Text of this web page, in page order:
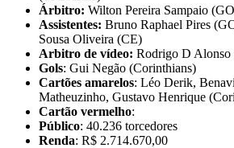
Árbitro: Wilton Pereira Sampaio
Assistentes: Bruno Raphael Pires
Sousa Oliveira (CE)
Arbitro de vídeo: Rodrigo D Alonso
Gols: Gui Negão (Corinthians)
Cartões amarelos: Léo Derik,
Matheuzinho, Gustavo Henrique
Cartão vermelho:
Público: 40.236 torcedores
Renda: R$ 2.714.670,00